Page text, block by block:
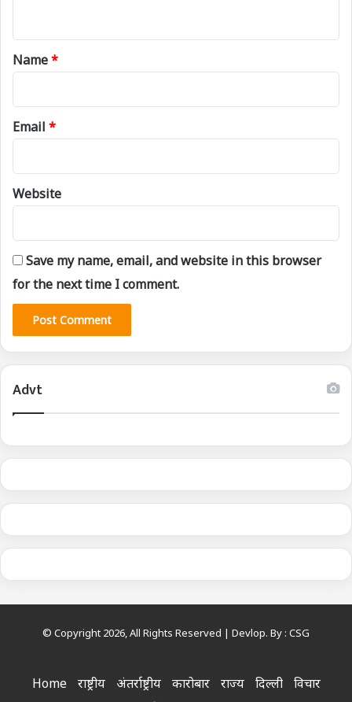
*
Name*
Email *
Website
Save my name, email, and website in this browser
for the next time I comment.
Advt
© Copyright 2026, All Rights Reserved | Devlop. By : CSG
Home राष्ट्रीय अंतर्राष्ट्रीय कारोबार राज्य दिल्ली
विचार